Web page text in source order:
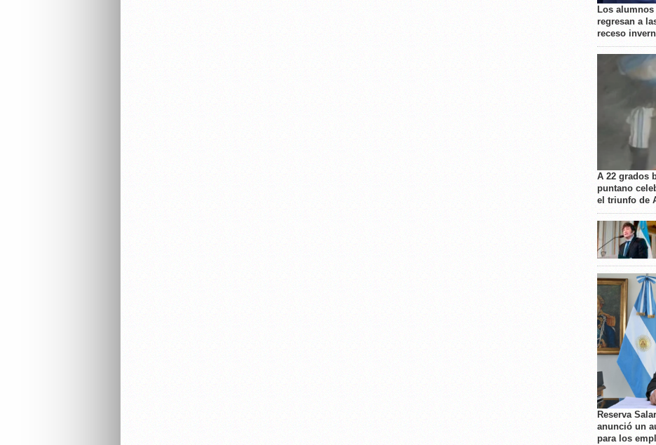
Los
regresan a
receso
A 22 grados
puntano
el triunfo de
Reserva
anunció un
para los